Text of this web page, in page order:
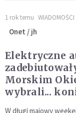
1 rok temu
Onet / jh
Elektryczne
Morskim
wybrali...
W długi majowy